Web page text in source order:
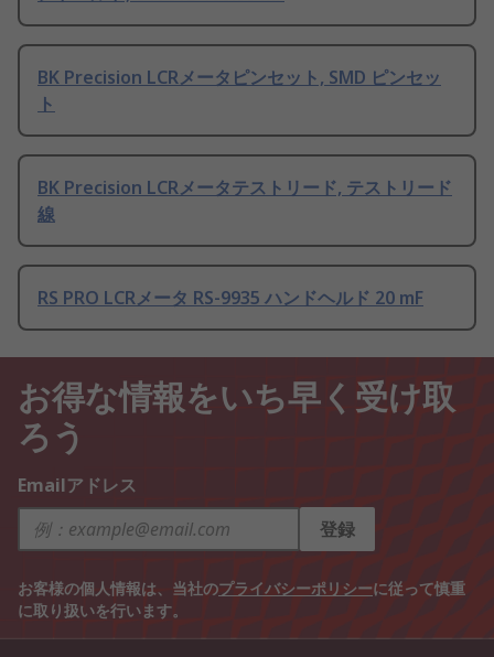
BK Precision LCRメータピンセット, SMD ピンセッ
ト
BK Precision LCRメータテストリード, テストリード
線
RS PRO LCRメータ RS-9935 ハンドヘルド 20 mF
お得な情報をいち早く受け取
ろう
Emailアドレス
登録
お客様の個人情報は、当社のプライバシーポリシーに従って慎重
に取り扱いを行います。